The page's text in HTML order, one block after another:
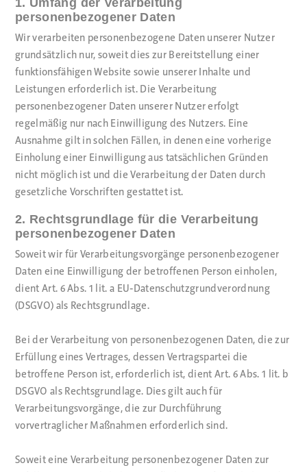
1. Umfang der Verarbeitung
personenbezogener Daten
Wir verarbeiten personenbezogene Daten unserer Nutzer
grundsätzlich nur, soweit dies zur Bereitstellung einer
funktionsfähigen Website sowie unserer Inhalte und
Leistungen erforderlich ist. Die Verarbeitung
personenbezogener Daten unserer Nutzer erfolgt
regelmäßig nur nach Einwilligung des Nutzers. Eine
Ausnahme gilt in solchen Fällen, in denen eine vorherige
Einholung einer Einwilligung aus tatsächlichen Gründen
nicht möglich ist und die Verarbeitung der Daten durch
gesetzliche Vorschriften gestattet ist.
2. Rechtsgrundlage für die Verarbeitung
personenbezogener Daten
Soweit wir für Verarbeitungsvorgänge personenbezogener
Daten eine Einwilligung der betroffenen Person einholen,
dient Art. 6 Abs. 1 lit. a EU-Datenschutzgrundverordnung
(DSGVO) als Rechtsgrundlage.
Bei der Verarbeitung von personenbezogenen Daten, die zur
Erfüllung eines Vertrages, dessen Vertragspartei die
betroffene Person ist, erforderlich ist, dient Art. 6 Abs. 1 lit. b
DSGVO als Rechtsgrundlage. Dies gilt auch für
Verarbeitungsvorgänge, die zur Durchführung
vorvertraglicher Maßnahmen erforderlich sind.
Soweit eine Verarbeitung personenbezogener Daten zur